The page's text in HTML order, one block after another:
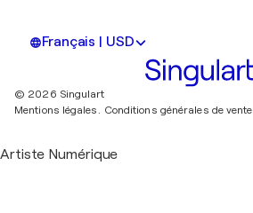
Français | USD
© 2026 Singulart
Mentions légales. Conditions générales de vente
Artiste Numérique